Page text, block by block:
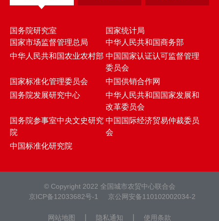
国务院研究室
国家统计局
国家市场监督管理总局
中华人民共和国商务部
中华人民共和国农业农村部 中国国家认证认可监督管理
委员会
国家标准化管理委员会
中国供销合作网
国务院发展研究中心
中华人民共和国国家发展和
改革委员会
国务院参事室中央文史研究
院
中国国际经济贸易仲裁委员
会
中国标准化研究院
© Copyright 2022 全国城市农贸中心联合会
京ICP备12033682号-1
京公网安备110102002034-2
网站地图 隐私通知 使用条款